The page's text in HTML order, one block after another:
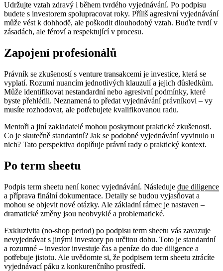
Udržujte vztah zdravý i během tvrdého vyjednávání. Po podpisu
budete s investorem spolupracovat roky. Příliš agresivní vyjednávání
může vést k dohhodě, ale poškodit dlouhodobý vztah. Buďte tvrdí v
zásadách, ale féroví a respektující v procesu.
Zapojení profesionálů
Právník se zkušeností s venture transakcemi je investice, která se
vyplatí. Rozumí nuancím jednotlivých klauzulí a jejich důsledkům.
Může identifikovat nestandardní nebo agresivní podmínky, které
byste přehlédli. Neznamená to předat vyjednávání právníkovi – vy
musíte rozhodovat, ale potřebujete kvalifikovanou radu.
Mentoři a jiní zakladatelé mohou poskytnout praktické zkušenosti.
Co je skutečně standardní? Jak se podobné vyjednávání vyvinulo u
nich? Tato perspektiva doplňuje právní rady o praktický kontext.
Po term sheetu
Podpis term sheetu není konec vyjednávání. Následuje due diligence
a příprava finální dokumentace. Detaily se budou vyjasňovat a
mohou se objevit nové otázky. Ale základní rámec je nastaven –
dramatické změny jsou neobvyklé a problematické.
Exkluzivita (no-shop period) po podpisu term sheetu vás zavazuje
nevyjednávat s jinými investory po určitou dobu. Toto je standardní
a rozumné – investor investuje čas a peníze do due diligence a
potřebuje jistotu. Ale uvědomte si, že podpisem term sheetu ztrácíte
vyjednávací páku z konkurenčního prostředí.